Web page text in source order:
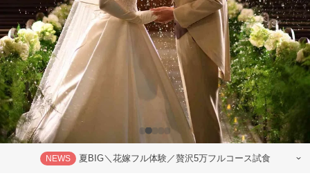
NEWS 夏BIG＼花嫁フル体験／贅沢5万フルコース試食